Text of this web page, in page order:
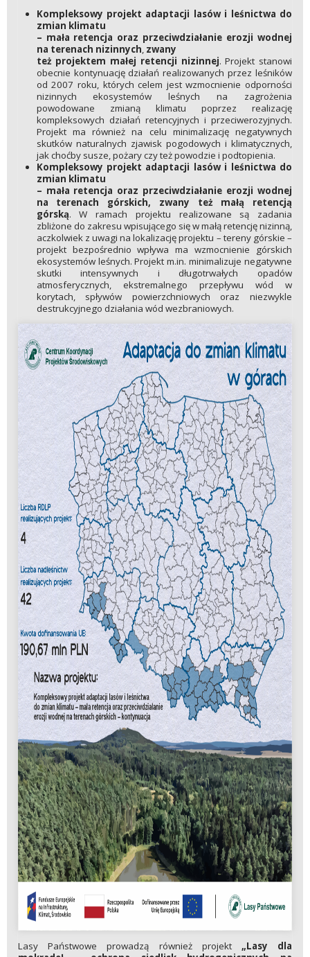
Kompleksowy projekt adaptacji lasów i leśnictwa do
zmian klimatu
– mała retencja oraz przeciwdziałanie erozji wodnej
na terenach nizinnych, zwany
też projektem małej retencji nizinnej. Projekt stanowi
obecnie kontynuację działań realizowanych przez leśników
od 2007 roku, których celem jest wzmocnienie odporności
nizinnych ekosystemów leśnych na zagrożenia
powodowane zmianą klimatu poprzez realizację
kompleksowych działań retencyjnych i przeciwerozyjnych.
Projekt ma również na celu minimalizację negatywnych
skutków naturalnych zjawisk pogodowych i klimatycznych,
jak choćby susze, pożary czy też powodzie i podtopienia.
Kompleksowy projekt adaptacji lasów i leśnictwa do
zmian klimatu
– mała retencja oraz przeciwdziałanie erozji wodnej
na terenach górskich, zwany też małą retencją
górską. W ramach projektu realizowane są zadania
zbliżone do zakresu wpisującego się w małą retencję nizinną,
aczkolwiek z uwagi na lokalizację projektu – tereny górskie –
projekt bezpośrednio wpływa ma wzmocnienie górskich
ekosystemów leśnych. Projekt m.in. minimalizuje negatywne
skutki intensywnych i długotrwałych opadów
atmosferycznych, ekstremalnego przepływu wód w
korytach, spływów powierzchniowych oraz niezwykle
destrukcyjnego działania wód wezbraniowych.
Lasy Państwowe prowadzą również projekt „Lasy dla